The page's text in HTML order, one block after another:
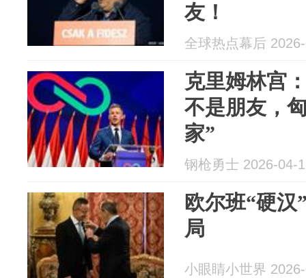
友！
全球热点幕后
克里姆林宫
不是朋友，
家”
钢枪勇士 2026-04-
欧尔班“硬
局
小眼睛小世界